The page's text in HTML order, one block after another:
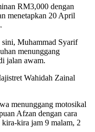
RM3,000 dengan
menetapkan 20 April
Muhammad Syarif
menunggang
jalan awam.
Wahidah Zainal
menunggang motosikal
Afzan dengan cara
kira jam 9 malam, 2